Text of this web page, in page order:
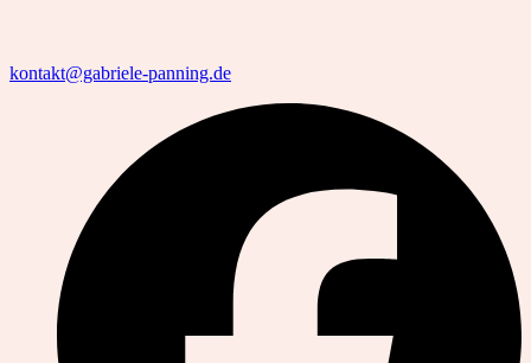
kontakt@gabriele-panning.de